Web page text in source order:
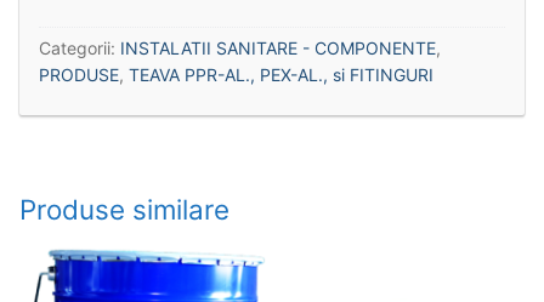
Categorii: INSTALATII SANITARE - COMPONENTE,
PRODUSE, TEAVA PPR-AL., PEX-AL., si FITINGURI
Produse similare